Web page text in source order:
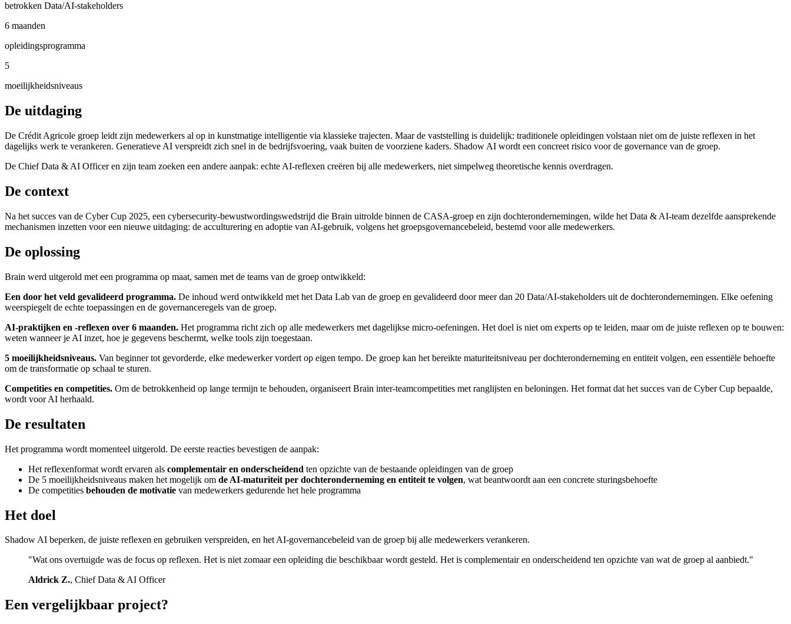
betrokken Data/AI-stakeholders
6 maanden
opleidingsprogramma
5
moeilijkheidsniveaus
De uitdaging
De Crédit Agricole groep leidt zijn medewerkers al op in kunstmatige intelligentie via klassieke trajecten. Maar de vaststelling is duidelijk: traditionele opleidingen volstaan niet om de juiste reflexen in het
dagelijks werk te verankeren. Generatieve AI verspreidt zich snel in de bedrijfsvoering, vaak buiten de voorziene kaders. Shadow AI wordt een concreet risico voor de governance van de groep.
De Chief Data & AI Officer en zijn team zoeken een andere aanpak: echte AI-reflexen creëren bij alle medewerkers, niet simpelweg theoretische kennis overdragen.
De context
Na het succes van de Cyber Cup 2025, een cybersecurity-bewustwordingswedstrijd die Brain uitrolde binnen de CASA-groep en zijn dochterondernemingen, wilde het Data & AI-team dezelfde aansprekende
mechanismen inzetten voor een nieuwe uitdaging: de acculturering en adoptie van AI-gebruik, volgens het groepsgovernancebeleid, bestemd voor alle medewerkers.
De oplossing
Brain werd uitgerold met een programma op maat, samen met de teams van de groep ontwikkeld:
Een door het veld gevalideerd programma. De inhoud werd ontwikkeld met het Data Lab van de groep en gevalideerd door meer dan 20 Data/AI-stakeholders uit de dochterondernemingen. Elke oefening
weerspiegelt de echte toepassingen en de governanceregels van de groep.
AI-praktijken en -reflexen over 6 maanden. Het programma richt zich op alle medewerkers met dagelijkse micro-oefeningen. Het doel is niet om experts op te leiden, maar om de juiste reflexen op te bouwen:
weten wanneer je AI inzet, hoe je gegevens beschermt, welke tools zijn toegestaan.
5 moeilijkheidsniveaus. Van beginner tot gevorderde, elke medewerker vordert op eigen tempo. De groep kan het bereikte maturiteitsniveau per dochteronderneming en entiteit volgen, een essentiële behoefte
om de transformatie op schaal te sturen.
Competities en competities. Om de betrokkenheid op lange termijn te behouden, organiseert Brain inter-teamcompetities met ranglijsten en beloningen. Het format dat het succes van de Cyber Cup bepaalde,
wordt voor AI herhaald.
De resultaten
Het programma wordt momenteel uitgerold. De eerste reacties bevestigen de aanpak:
Het reflexenformat wordt ervaren als complementair en onderscheidend ten opzichte van de bestaande opleidingen van de groep
De 5 moeilijkheidsniveaus maken het mogelijk om de AI-maturiteit per dochteronderneming en entiteit te volgen, wat beantwoordt aan een concrete sturingsbehoefte
De competities behouden de motivatie van medewerkers gedurende het hele programma
Het doel
Shadow AI beperken, de juiste reflexen en gebruiken verspreiden, en het AI-governancebeleid van de groep bij alle medewerkers verankeren.
"Wat ons overtuigde was de focus op reflexen. Het is niet zomaar een opleiding die beschikbaar wordt gesteld. Het is complementair en onderscheidend ten opzichte van wat de groep al aanbiedt."
Aldrick Z., Chief Data & AI Officer
Een vergelijkbaar project?